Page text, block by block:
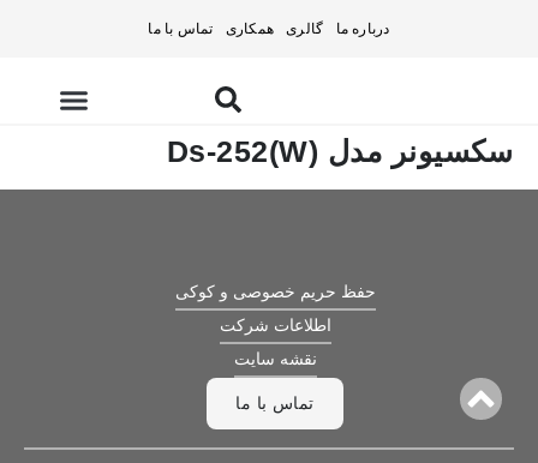
درباره ما گالری همکاری تماس با ما
سکسیونر مدل Ds-252(W)
حفظ حریم خصوصی و کوکی
اطلاعات شرکت
نقشه سایت
تماس با ما